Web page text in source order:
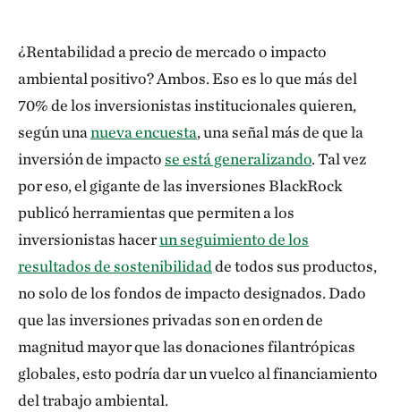
¿Rentabilidad a precio de mercado o impacto
ambiental positivo? Ambos. Eso es lo que más del
70% de los inversionistas institucionales quieren,
según unanueva encuesta, una señal más de que la
inversión de impactose está generalizando. Tal vez
por eso, el gigante de las inversiones BlackRock
publicó herramientas que permiten a los
inversionistas hacerun seguimiento de los
resultados de sostenibilidadde todos sus productos,
no solo de los fondos de impacto designados. Dado
que las inversiones privadas son en orden de
magnitud mayor que las donaciones filantrópicas
globales, esto podría dar un vuelco al financiamiento
del trabajo ambiental.